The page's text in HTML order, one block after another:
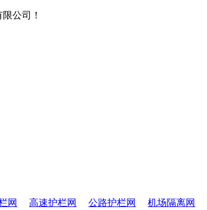
公司！
网 高速护栏网 公路护栏网 机场隔离网